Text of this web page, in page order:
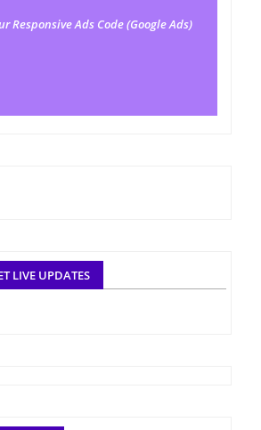
Responsive Ads Code (Google Ads)
LIVE UPDATES